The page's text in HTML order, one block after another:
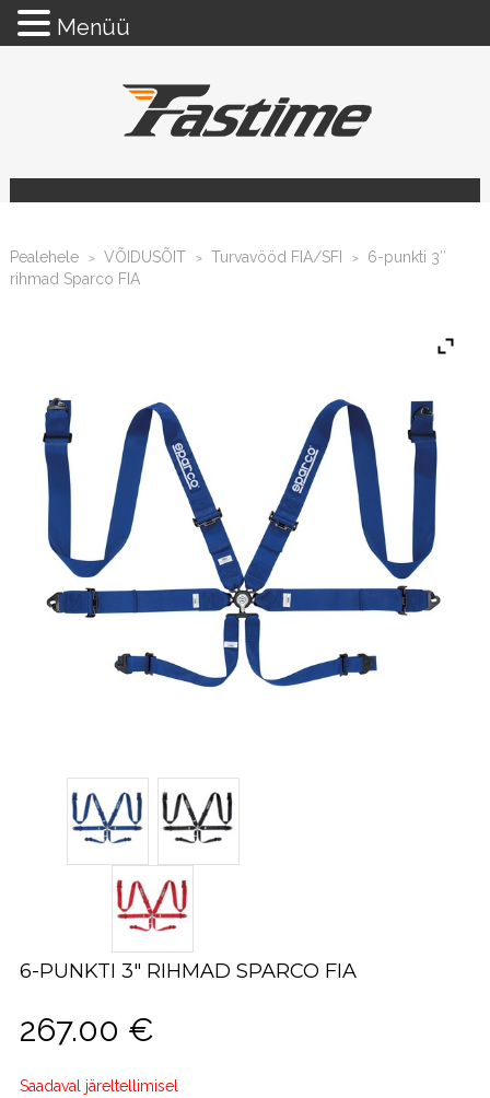
Pealehele > VÕIDUSÕIT > Turvavööd FIA/SFI >
6-punkti 3″
rihmad Sparco FIA
6-PUNKTI 3″ RIHMAD SPARCO FIA
267.00 €
Saadaval järeltellimisel
Menüü